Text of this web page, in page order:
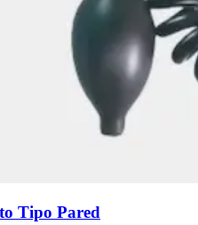
Tipo Pared